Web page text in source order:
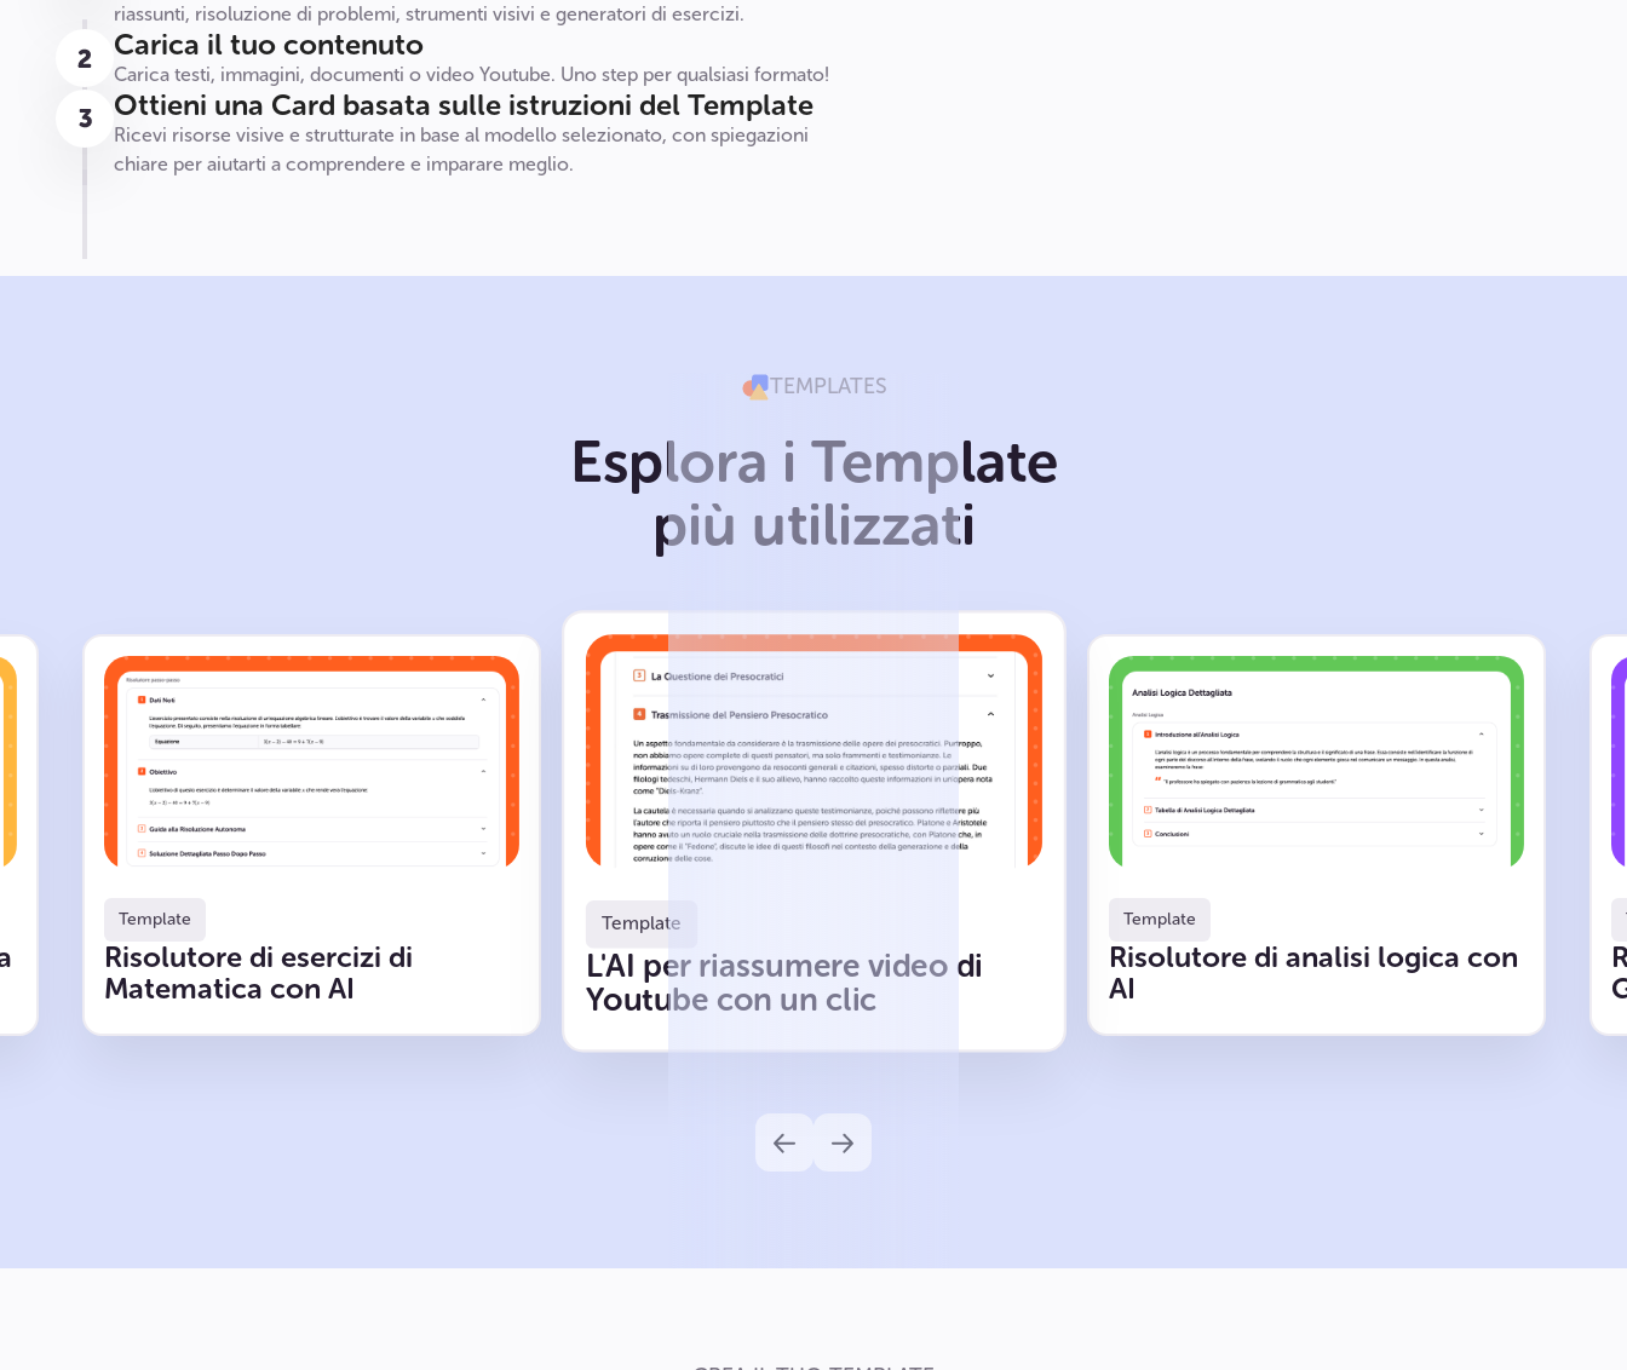
riassunti, risoluzione di problemi, strumenti visivi e generatori di esercizi.
Carica il tuo contenuto
Carica testi, immagini, documenti o video Youtube. Uno step per qualsiasi formato!
Ottieni una Card basata sulle istruzioni del Template
Ricevi risorse visive e strutturate in base al modello selezionato, con spiegazioni
chiare per aiutarti a comprendere e imparare meglio.
TEMPLATES
Esplora i Template
più utilizzati
Template
Risolutore di esercizi di
Matematica con AI
Template
L'AI per riassumere video di
Youtube con un clic
Template
Risolutore di analisi logica con
AI